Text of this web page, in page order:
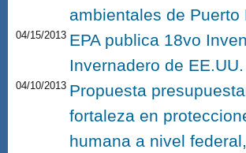
ambientales de Puerto
04/15/2013 EPA publica 18vo
Invernadero de EE.UU.
04/10/2013 Propuesta
fortaleza en
humana a nivel